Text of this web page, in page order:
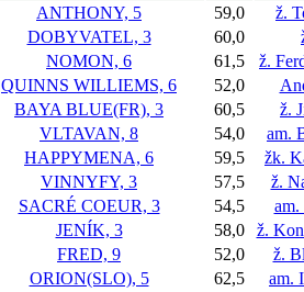
ANTHONY, 5 59,0
ž.
DOBYVATEL, 3 60,0
NOMON, 6 61,5
ž.
QUINNS WILLIEMS, 6 52,0
BAYA BLUE(FR), 3 60,5
ž.
VLTAVAN, 8 54,0
am.
HAPPYMENA, 6 59,5
žk.
VINNYFY, 3 57,5
ž.
SACRÉ COEUR, 3 54,5
JENÍK, 3 58,0
ž.
FRED, 9 52,0
ž.
ORION(SLO), 5 62,5
am.